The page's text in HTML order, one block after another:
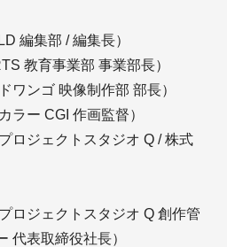
編集部 / 編集長）
教育事業部 事業部長）
ワンゴ 映像制作部 部長）
ラー CGI 作画監督）
ロジェクトスタジオ Q / 株式
ロジェクトスタジオ Q 創作管
代表取締役社長）